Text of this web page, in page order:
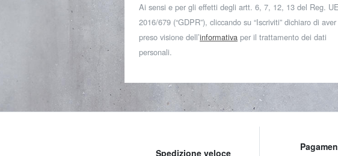
Ai sensi e per gli effetti degli artt. 6, 7, 12, 13 del Reg. UE
2016/679 (“GDPR”), cliccando su “Iscriviti” dichiaro di aver
preso visione dell’informativa per il trattamento dei dati
personali.
Spedizione veloce